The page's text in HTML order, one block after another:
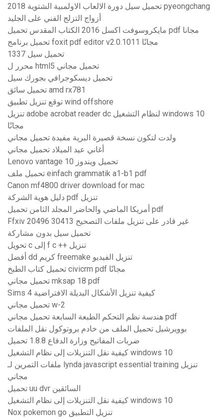
تحميل سيل دورة الالعاب الاولمبية الشتوية 2018 pyeongchang
أزواج التزلج الفني على الجليد
مايكروسوفت اكسل 2016 الكتاب المقدس تحميل pdf مجانا
تحميل برنامج foxit pdf editor v2.0.1011 مجانًا
1337 تحميل سيل
محرر ل html5 تحميل مجاني
تحميل ديسكوجرافي بجورك سيل
تحميل سائق amd rx781
توقع تنزيل تطبيق wind offshore
تنزيل adobe acrobat reader dc لنظام التشغيل windows 10
مجانًا
ولدت لتكون نسخة قصيرة البرية مفيدة تحميل مجاني
أغاني عيد الميلاد تحميل مجاني
Lenovo vantage تحميل ويندوز 10
تحميل ملف einfach grammatik a1-b1 pdf
Canon mf4800 driver download for mac
دليل هوية الشركة pdf تنزيل
أمريكا الماضي والحاضر المجلد الثامن تحميل pdf
Ffxiv غير قادر على تنزيل ملفات التصحيح 30413 20496
تحميل سيل بدون مشاركة
تحويل c إلى f c ++ تنزيل
أفضل dd كريم freemake تنزيل الفيديو
تحميل كتاب الطبخ civicrm pdf مجانًا
تحميل مجاني mksap 18 pdf
Sims 4 كيفية تنزيل الأشكال البديلة الافتراضية
تحميل مجاني w-2
هندسة نظم التحكم الطبعة السابعة تحميل مجاني pdf
بوويرشيل تحميل الملف من خادم بروتوكول نقل الملفات
ضربات المفاتيح وزارة الدفاع 1.8.8 تحميل
كيفية نقل التنزيلات إلى نظام التشغيل windows 10
ملفات التمرين لـ lynda javascript essential training تنزيل
مجاني
تحميل uu dvr السائقين
كيفية نقل التنزيلات إلى نظام التشغيل windows 10
Nox pokemon go تنزيل التطبيق